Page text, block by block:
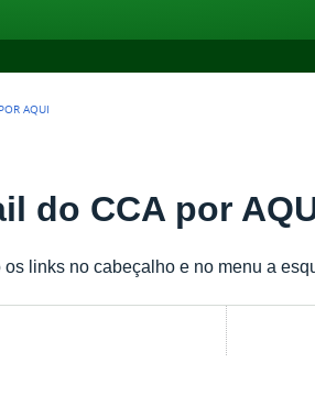
AQUI
do CCA por
links no cabeçalho e no menu a